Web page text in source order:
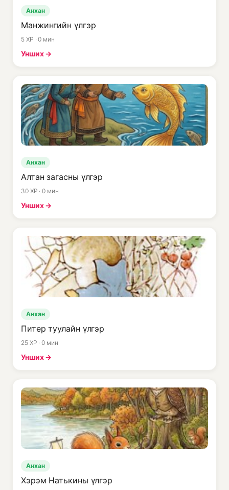
Анхан
Манжингийн үлгэр
5 XP · 0 мин
Унших →
Анхан
Алтан загасны үлгэр
30 XP · 0 мин
Унших →
Анхан
Питер туулайн үлгэр
25 XP · 0 мин
Унших →
Анхан
Хэрэм Натькины үлгэр